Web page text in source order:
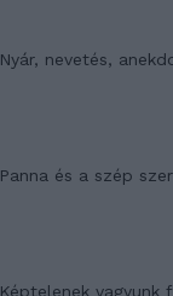
Nyár, nevetés,
Panna és a szép
Képtelenek